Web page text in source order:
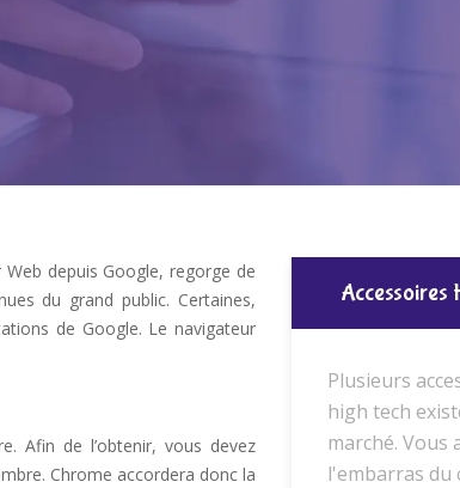
depuis Google, regorge de
du grand public. Certaines,
de Google. Le navigateur
Afin de l’obtenir, vous devez
Chrome accordera donc la
Accessoires
Plusieurs
high tech
marché. Vous
l'embarras du